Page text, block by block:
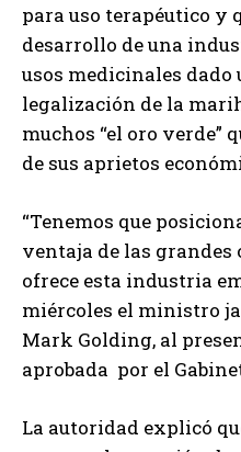
para uso terapéutico y
desarrollo de una
usos medicinales dado
legalización de la
muchos “el oro verde”
de sus aprietos
“Tenemos que
ventaja de las grandes
ofrece esta industria
miércoles el ministro
Mark Golding, al
aprobada por el
La autoridad explicó